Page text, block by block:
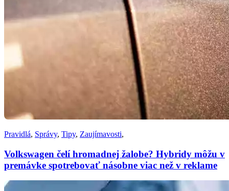
Pravidlá, Správy, Tipy, Zaujímavosti,
Volkswagen čelí hromadnej žalobe? Hybridy môžu v
premávke spotrebovať násobne viac než v reklame